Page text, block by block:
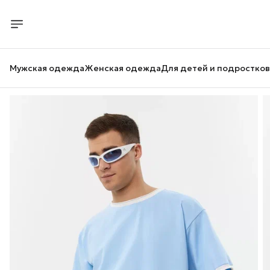
Мужская одеждаЖенская одеждаДля детей и подростков